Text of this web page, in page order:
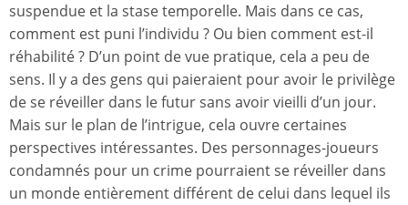
suspendue et la stase temporelle. Mais dans ce cas,
comment est puni l’individu ? Ou bien comment est-il
réhabilité ? D’un point de vue pratique, cela a peu de
sens. Il y a des gens qui paieraient pour avoir le privilège
de se réveiller dans le futur sans avoir vieilli d’un jour.
Mais sur le plan de l’intrigue, cela ouvre certaines
perspectives intéressantes. Des personnages-joueurs
condamnés pour un crime pourraient se réveiller dans
un monde entièrement différent de celui dans lequel ils